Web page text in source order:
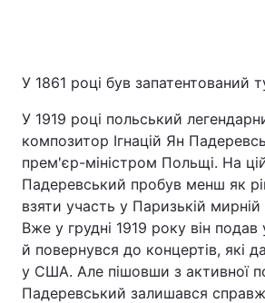
У 1861 році був запатентований
У 1919 році польський
композитор Ігнацій Ян
прем'єр-міністром Польщі. На
Падеревський пробув менш як
взяти участь у Паризькій мирній
Вже у грудні 1919 року він подав
й повернувся до концертів, які
у США. Але пішовши з активної
Падеревський залишався